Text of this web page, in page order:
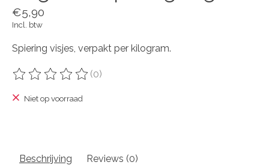
€5,90
Incl. btw
Spiering visjes, verpakt per kilogram.
De beoordeling van dit product is
(0)
Niet op voorraad
Beschrijving Reviews (0)